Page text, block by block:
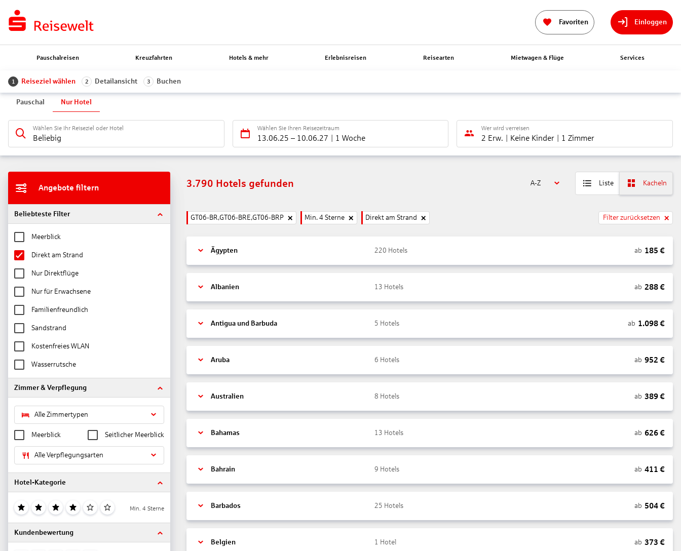
Favoriten Einloggen
Pauschalreisen Kreuzfahrten Hotels & mehr Erlebnisreisen Reisearten Mietwagen & Flüge Services
1 Reiseziel wählen 2 Detailansicht 3 Buchen
Pauschal Nur Hotel
Wählen Sie Ihr Reiseziel oder Hotel
Beliebig
Wählen Sie Ihren Reisezeitraum
13.06.25 – 10.06.27 1 Woche
Wer wird verreisen
2 Erw. Keine Kinder 1 Zimmer
Angebote filtern
Beliebteste Filter
Meerblick
Direkt am Strand
Nur Direktflüge
Nur für Erwachsene
Familienfreundlich
Sandstrand
Kostenfreies WLAN
Wasserrutsche
Zimmer & Verpflegung
Alle Zimmertypen
Meerblick Seitlicher Meerblick
Alle Verpflegungsarten
Hotel-Kategorie
Min. 4 Sterne
Kundenbewertung
3.790 Hotels gefunden A-Z Liste Kacheln
GT06-BR,GT06-BRE,GT06-BRP Min. 4 Sterne Direkt am Strand Filter zurücksetzen
Ägypten 220 Hotels ab 185 €
Albanien 13 Hotels ab 288€
Antigua und Barbuda 5 Hotels ab 1.098€
Aruba 6 Hotels ab 952 €
Australien 8 Hotels ab 389€
Bahamas 13 Hotels ab 626€
Bahrain 9 Hotels ab 411 €
Barbados 25 Hotels ab 504€
Belgien 1 Hotel ab 373 €